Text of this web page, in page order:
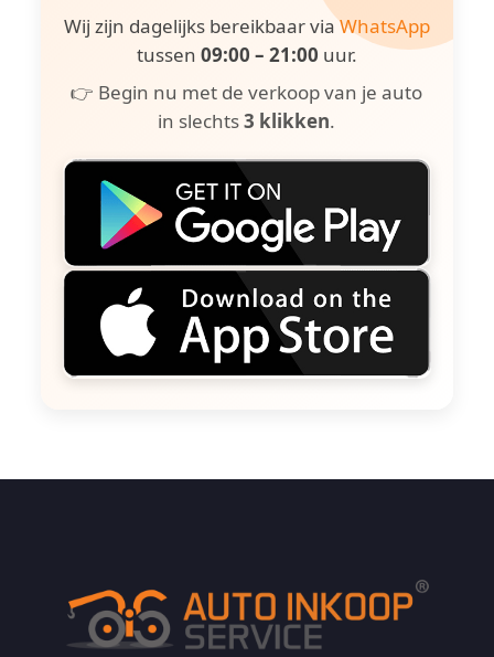
Wij zijn dagelijks bereikbaar viaWhatsApp
tussen 09:00 – 21:00 uur.
👉 Begin nu met de verkoop van je auto
in slechts3 klikken.